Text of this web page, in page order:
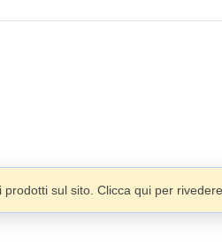
sul sito. Clicca qui per